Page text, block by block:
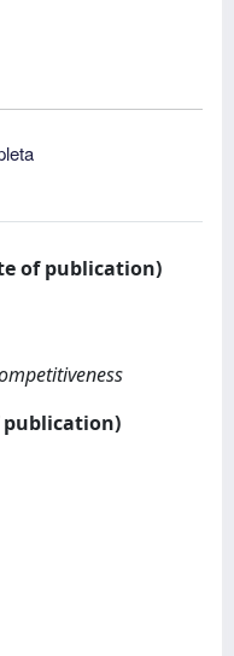
of publication)
publication)